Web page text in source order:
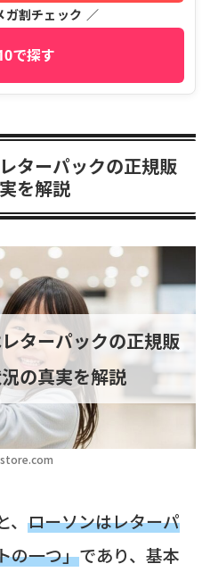
割チェック ／
で探す
ターパックの正規販
を解説
ターパックの正規販
の真実を解説
ローソンはレターパ
の一つ」であり、基本